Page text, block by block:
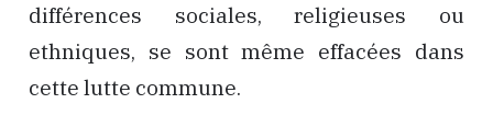
différences sociales, religieuses ou
ethniques, se sont même effacées dans
cette lutte commune.